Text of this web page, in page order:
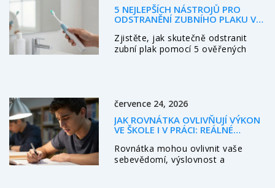
5 NEJLEPŠÍCH NÁSTROJŮ PRO
ODSTRANĚNÍ ZUBNÍHO PLAKU V
Zjistěte, jak skutečně odstranit
zubní plak pomocí 5 ověřených
dásní.
července 24, 2026
JAK ROVNÁTKA OVLIVŇUJÍ VÝKON
VE ŠKOLE I V PRÁCI: REÁLNÉ
Rovnátka mohou ovlivnit vaše
sebevědomí, výslovnost a